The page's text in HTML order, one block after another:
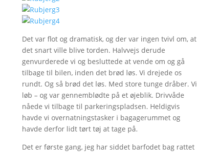
Det var flot og dramatisk, og der var ingen tvivl om, at
det snart ville blive torden. Halvvejs derude
genvurderede vi og besluttede at vende om og gå
tilbage til bilen, inden det brød løs. Vi drejede os
rundt. Og så brød det løs. Med store tunge dråber. Vi
løb – og var gennemblødte på et øjeblik. Drivvåde
nåede vi tilbage til parkeringspladsen. Heldigvis
havde vi overnatningstasker i bagagerummet og
havde derfor lidt tørt tøj at tage på.
Det er første gang, jeg har siddet barfodet bag rattet